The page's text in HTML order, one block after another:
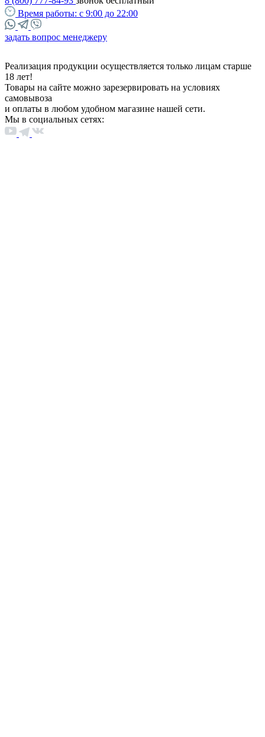
Время работы: с 9:00 до 22:00
задать вопрос менеджеру
Реализация продукции осуществляется только лицам старше
18 лет!
Товары на сайте можно зарезервировать на условиях
самовывоза
и оплаты в любом удобном магазине нашей сети.
Мы в социальных сетях: